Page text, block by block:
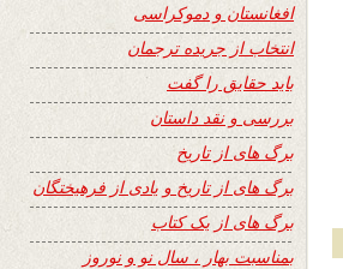
افغانستان و دموکراسی
انتخاب از جریده ترجمان
باید حقایق را گفت
بررسی و نقد داستان
برگ های از تاریخ
برگ های از تاریخ و یادی از فرهیختگان
برگ های از یک کتاب
بمناسبت بهار ، سال نو و نوروز